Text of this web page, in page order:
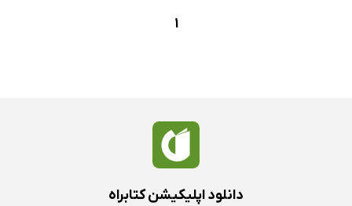
1
دانلود اپلیکیشن کتابراه